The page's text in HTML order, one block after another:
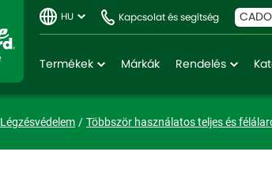
HU Kapcsolat és segítség
Termékek Márkák Rendelés
Légzésvédelem Többször használatos teljes és